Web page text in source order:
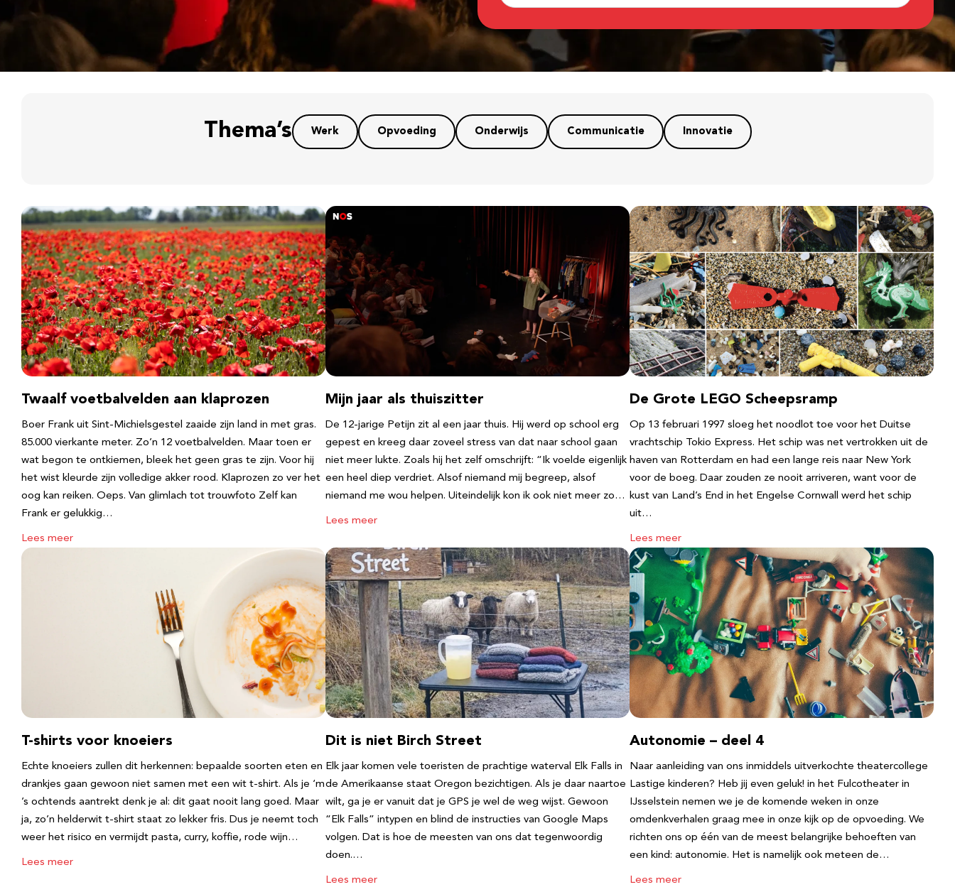
Thema’s Werk Opvoeding Onderwijs Communicatie Innovatie
Twaalf voetbalvelden aan klaprozen
Boer Frank uit Sint-Michielsgestel zaaide zijn land in met gras.
85.000 vierkante meter. Zo’n 12 voetbalvelden. Maar toen er
wat begon te ontkiemen, bleek het geen gras te zijn. Voor hij
het wist kleurde zijn volledige akker rood. Klaprozen zo ver het
oog kan reiken. Oeps. Van glimlach tot trouwfoto Zelf kan
Frank er gelukkig…
Lees meer
Mijn jaar als thuiszitter
De 12-jarige Petijn zit al een jaar thuis. Hij werd op school erg
gepest en kreeg daar zoveel stress van dat naar school gaan
niet meer lukte. Zoals hij het zelf omschrijft: “Ik voelde eigenlijk
een heel diep verdriet. Alsof niemand mij begreep, alsof
niemand me wou helpen. Uiteindelijk kon ik ook niet meer zo…
Lees meer
De Grote LEGO Scheepsramp
Op 13 februari 1997 sloeg het noodlot toe voor het Duitse
vrachtschip Tokio Express. Het schip was net vertrokken uit de
haven van Rotterdam en had een lange reis naar New York
voor de boeg. Daar zouden ze nooit arriveren, want voor de
kust van Land’s End in het Engelse Cornwall werd het schip
uit…
Lees meer
T-shirts voor knoeiers
Echte knoeiers zullen dit herkennen: bepaalde soorten eten en
drankjes gaan gewoon niet samen met een wit t-shirt. Als je ‘m
’s ochtends aantrekt denk je al: dit gaat nooit lang goed. Maar
ja, zo’n helderwit t-shirt staat zo lekker fris. Dus je neemt toch
weer het risico en vermijdt pasta, curry, koffie, rode wijn…
Lees meer
Dit is niet Birch Street
Elk jaar komen vele toeristen de prachtige waterval Elk Falls in
de Amerikaanse staat Oregon bezichtigen. Als je daar naartoe
wilt, ga je er vanuit dat je GPS je wel de weg wijst. Gewoon
“Elk Falls” intypen en blind de instructies van Google Maps
volgen. Dat is hoe de meesten van ons dat tegenwoordig
doen.…
Lees meer
Autonomie – deel 4
Naar aanleiding van ons inmiddels uitverkochte theatercollege
Lastige kinderen? Heb jij even geluk! in het Fulcotheater in
IJsselstein nemen we je de komende weken in onze
omdenkverhalen graag mee in onze kijk op de opvoeding. We
richten ons op één van de meest belangrijke behoeften van
een kind: autonomie. Het is namelijk ook meteen de…
Lees meer